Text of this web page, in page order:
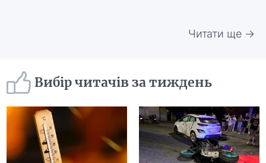
Читати ще →
Вибір читачів за тиждень